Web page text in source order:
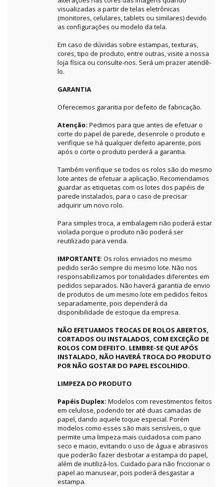
visualizadas a partir de telas eletrônicas
(monitores, celulares, tablets ou similares) devido
as configurações ou modelo da tela.
Em caso de dúvidas sobre estampas, texturas,
cores, tipo de produto, entre outras, visite a nossa
loja física ou consulte-nos. Será um prazer atendê-
lo.
GARANTIA
Oferecemos garantia por defeito de fabricação.
Atenção: Pedimos para que antes de efetuar o
corte do papel de parede, desenrole o produto e
verifique se há qualquer defeito aparente, pois
após o corte o produto perderá a garantia.
Também verifique se todos os rolos são do mesmo
lote antes de efetuar a aplicação. Recomendamos
guardar as etiquetas com os lotes dos papéis de
parede instalados, para o caso de precisar
adquirir um novo rolo.
Para simples troca, a embalagem não poderá estar
violada porque o produto não poderá ser
reutilizado para venda.
IMPORTANTE: Os rolos enviados no mesmo
pedido serão sempre do mesmo lote. Não nos
responsabilizamos por tonalidades diferentes em
pedidos separados. Não haverá garantia de envio
de produtos de um mesmo lote em pedidos feitos
separadamente, pois dependerá da
disponibilidade de estoque da empresa.
NÃO EFETUAMOS TROCAS DE ROLOS ABERTOS,
CORTADOS OU INSTALADOS, COM EXCEÇÃO DE
ROLOS COM DEFEITO. LEMBRE-SE QUE APÓS
INSTALADO, NÃO HAVERÁ TROCA DO PRODUTO
POR NÃO GOSTAR DO PAPEL ESCOLHIDO.
LIMPEZA DO PRODUTO
Papéis Duplex: Modelos com revestimentos feitos
em celulose, podendo ter até duas camadas de
papel, dando aquele toque especial. Porém
modelos como esses são mais sensíveis, o que
permite uma limpeza mais cuidadosa com pano
seco e macio, evitando o uso de água e abrasivos
que poderão fazer desbotar a estampa do papel,
além de inutilizá-los. Cuidado para não friccionar o
papel ao manusear, pois poderá desgastar a
estampa.